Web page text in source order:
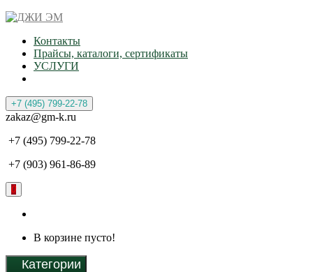
Контакты
Прайсы, каталоги, сертификаты
УСЛУГИ
+7 (495) 799-22-78
zakaz@gm-k.ru
+7 (495) 799-22-78
+7 (903) 961-86-89
0
В корзине пусто!
Категории